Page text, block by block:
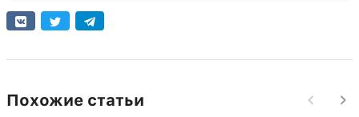
Похожие статьи